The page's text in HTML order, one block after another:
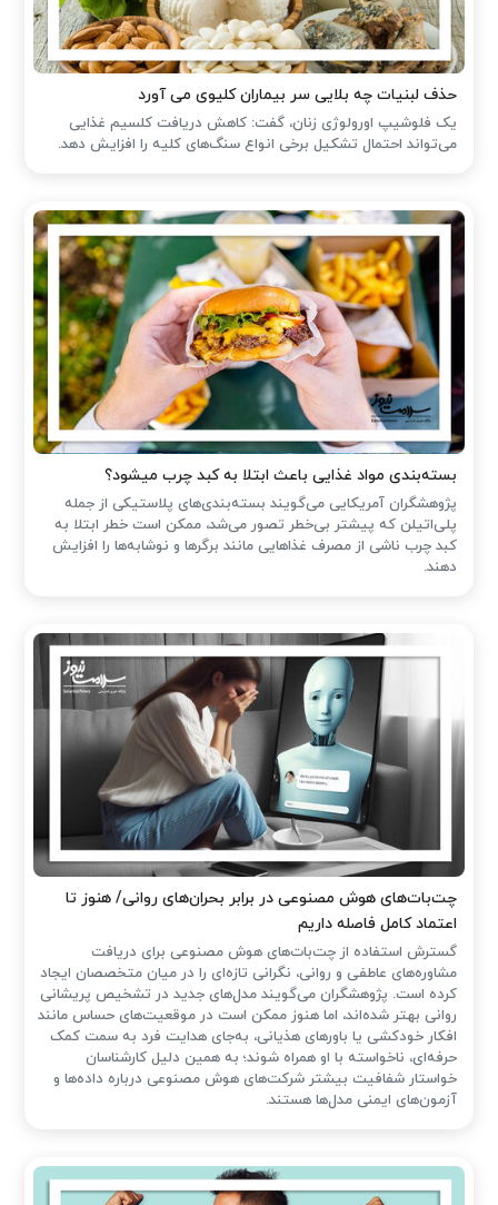
حذف لبنیات چه بلایی سر بیماران کلیوی می آورد
یک فلوشیپ اورولوژی زنان، گفت: کاهش دریافت کلسیم غذایی
می‌تواند احتمال تشکیل برخی انواع سنگ‌های کلیه را افزایش دهد.
بسته‌بندی مواد غذایی باعث ابتلا به کبد چرب میشود؟
پژوهشگران آمریکایی می‌گویند بسته‌بندی‌های پلاستیکی از جمله
پلی‌اتیلن که پیشتر بی‌خطر تصور می‌شد، ممکن است خطر ابتلا به
کبد چرب ناشی از مصرف غذاهایی مانند برگرها و نوشابه‌ها را افزایش
دهند.
چت‌بات‌های هوش مصنوعی در برابر بحران‌های روانی/ هنوز تا
اعتماد کامل فاصله داریم
گسترش استفاده از چت‌بات‌های هوش مصنوعی برای دریافت
مشاوره‌های عاطفی و روانی، نگرانی تازه‌ای را در میان متخصصان ایجاد
کرده است. پژوهشگران می‌گویند مدل‌های جدید در تشخیص پریشانی
روانی بهتر شده‌اند، اما هنوز ممکن است در موقعیت‌های حساس مانند
افکار خودکشی یا باورهای هذیانی، به‌جای هدایت فرد به سمت کمک
حرفه‌ای، ناخواسته با او همراه شوند؛ به همین دلیل کارشناسان
خواستار شفافیت بیشتر شرکت‌های هوش مصنوعی درباره داده‌ها و
آزمون‌های ایمنی مدل‌ها هستند.